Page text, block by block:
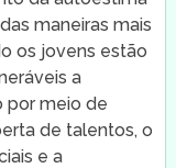
maneiras mais
os jovens estão
a
por meio de
de talentos, o
e a